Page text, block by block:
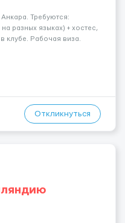
Требуются:
разных языках) + хостеc,
клубе. Рабочая виза.
Высокая зарплат...
Откликнуться